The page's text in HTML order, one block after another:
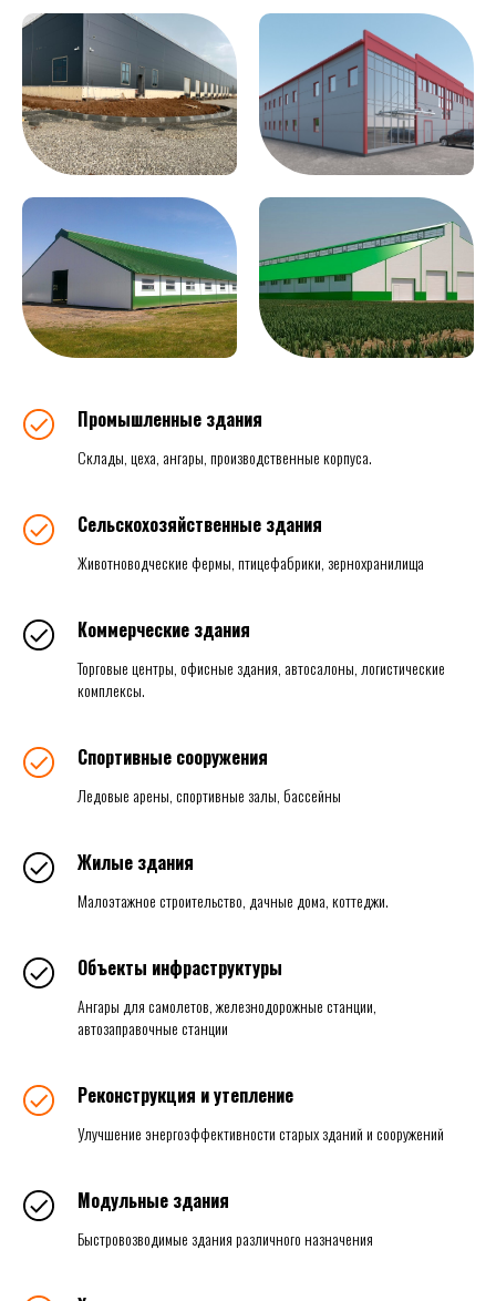
Промышленные здания
Склады, цеха, ангары, производственные корпуса.
Сельскохозяйственные здания
Животноводческие фермы, птицефабрики, зернохранилища
Коммерческие здания
Торговые центры, офисные здания, автосалоны, логистические
комплексы.
Спортивные сооружения
Ледовые арены, спортивные залы, бассейны
Жилые здания
Малоэтажное строительство, дачные дома, коттеджи.
Объекты инфраструктуры
Ангары для самолетов, железнодорожные станции,
автозаправочные станции
Реконструкция и утепление
Улучшение энергоэффективности старых зданий и сооружений
Модульные здания
Быстровозводимые здания различного назначения